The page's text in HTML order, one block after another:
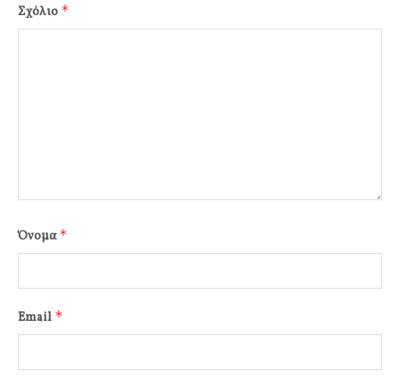
Σχόλιο *
Όνομα*
Email *